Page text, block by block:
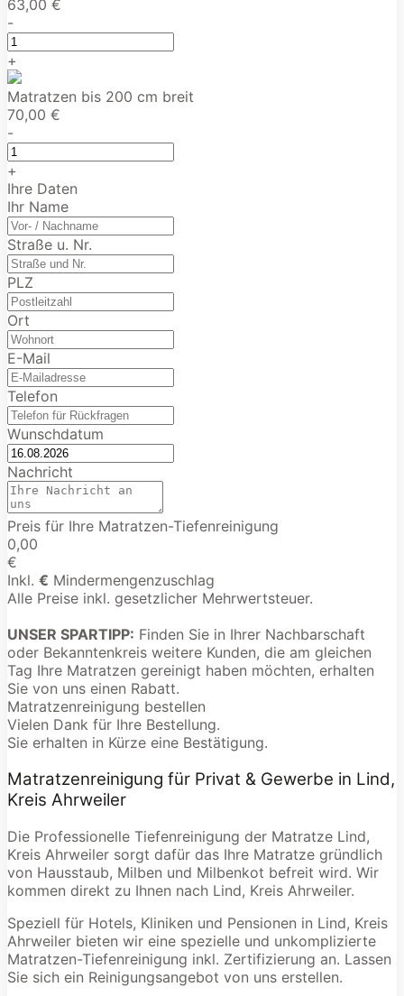
63,00 €
-
+
Matratzen bis 200 cm breit
70,00 €
-
+
Ihre Daten
Ihr Name
Straße u. Nr.
PLZ
Ort
E-Mail
Telefon
Wunschdatum
Nachricht
Preis für Ihre Matratzen-Tiefenreinigung
0,00
€
Inkl. € Mindermengenzuschlag
Alle Preise inkl. gesetzlicher Mehrwertsteuer.
UNSER SPARTIPP: Finden Sie in Ihrer Nachbarschaft
oder Bekanntenkreis weitere Kunden, die am gleichen
Tag Ihre Matratzen gereinigt haben möchten, erhalten
Sie von uns einen Rabatt.
Matratzenreinigung bestellen
Vielen Dank für Ihre Bestellung.
Sie erhalten in Kürze eine Bestätigung.
Matratzenreinigung für Privat & Gewerbe in Lind,
Kreis Ahrweiler
Die Professionelle Tiefenreinigung der Matratze Lind,
Kreis Ahrweiler sorgt dafür das Ihre Matratze gründlich
von Hausstaub, Milben und Milbenkot befreit wird. Wir
kommen direkt zu Ihnen nach Lind, Kreis Ahrweiler.
Speziell für Hotels, Kliniken und Pensionen in Lind, Kreis
Ahrweiler bieten wir eine spezielle und unkomplizierte
Matratzen-Tiefenreinigung inkl. Zertifizierung an. Lassen
Sie sich ein Reinigungsangebot von uns erstellen.